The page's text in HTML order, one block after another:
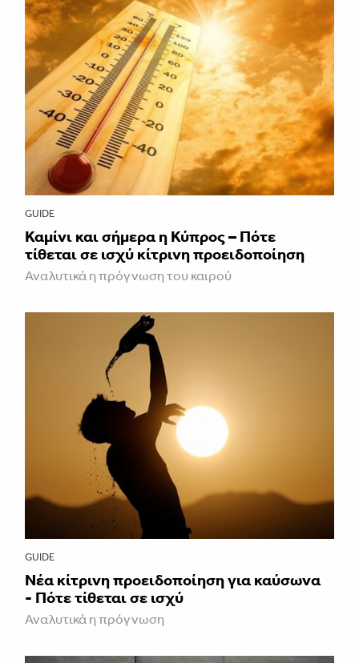
GUIDE
Καμίνι και σήμερα η Κύπρος – Πότε
τίθεται σε ισχύ κίτρινη προειδοποίηση
Αναλυτικά η πρόγνωση του καιρού
GUIDE
Νέα κίτρινη προειδοποίηση για καύσωνα
- Πότε τίθεται σε ισχύ
Αναλυτικά η πρόγνωση